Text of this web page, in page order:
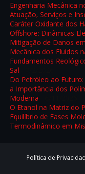
Engenharia Mecânica
Atuação, Serviços e
Caráter Oxidante dos
Offshore: Dinâmicas
Mitigação de Danos
Mecânica dos Fluidos
Fundamentos
Sal
Do Petróleo ao
a Importância dos
Moderna
O Etanol na Matriz do
Equilíbrio de Fases
Termodinâmico em
Política de